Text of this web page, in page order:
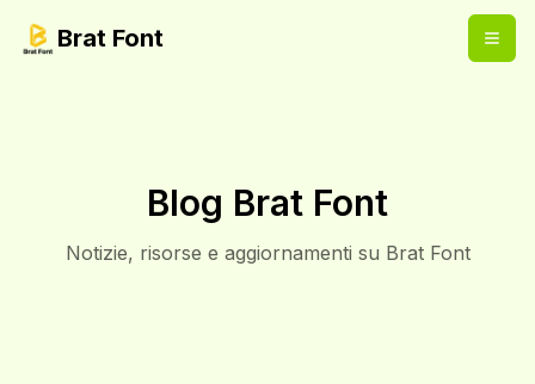
Brat Font
Blog Brat Font
Notizie, risorse e aggiornamenti su Brat Font